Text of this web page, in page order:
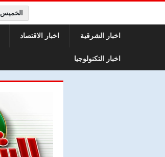
الخميس 6 اغسطس 2026 الساعة 02:25 ص
اخبار الشرقية اخبار الاقتصاد
اخبار التكنولوجيا